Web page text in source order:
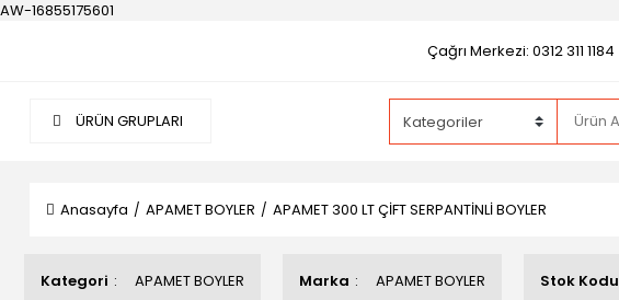
AW-16855175601
Çağrı Merkezi: 0312 311 1184
ÜRÜN GRUPLARI
Anasayfa APAMET BOYLER APAMET 300 LT ÇİFT SERPANTİNLİ BOYLER
Kategori APAMET BOYLER Marka APAMET BOYLER Stok Kodu